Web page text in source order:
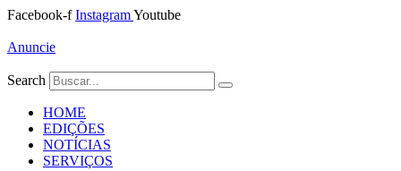
Ir
o
Facebook-f InstagramYoutube
Anuncie
Search
HOME
EDIÇÕES
NOTÍCIAS
SERVIÇOS